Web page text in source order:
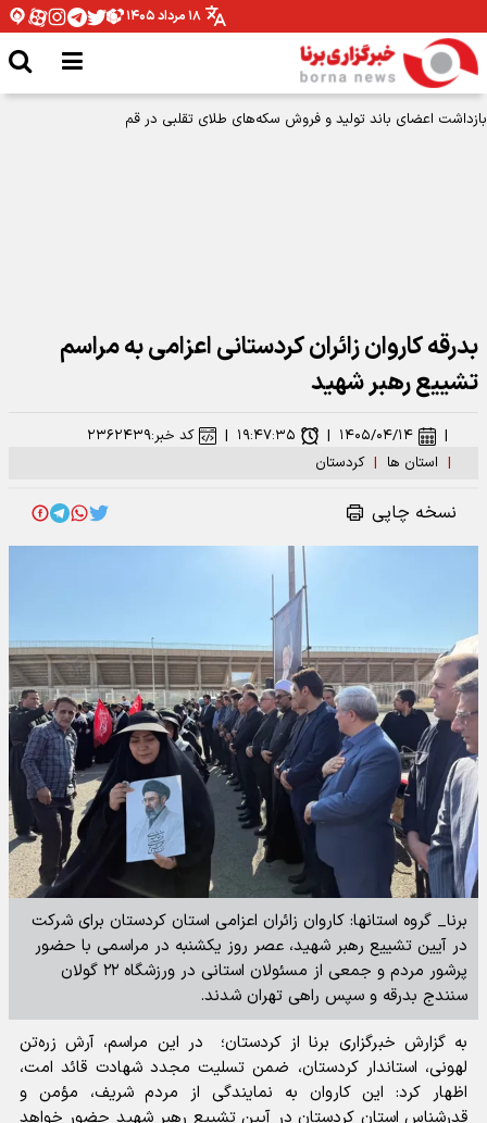
۱۸ مرداد ۱۴۰۵
بازداشت اعضای باند تولید و فروش سکه‌های طلای تقلبی در قم
بدرقه کاروان زائران کردستانی اعزامی به مراسم
تشییع رهبر شهید
| استان ها | کردستان
| ۱۴۰۵/۰۴/۱۴ | ۱۹:۴۷:۳۵ | کد خبر:۲۳۶۲۴۳۹
نسخه چاپی
برنا_ گروه استانها: کاروان زائران اعزامی استان کردستان برای شرکت
در آیین تشییع رهبر شهید، عصر روز یکشنبه در مراسمی با حضور
پرشور مردم و جمعی از مسئولان استانی در ورزشگاه ۲۲ گولان
سنندج بدرقه و سپس راهی تهران شدند.
به گزارش خبرگزاری برنا از کردستان؛ در این مراسم، آرش زره‌تن
لهونی، استاندار کردستان، ضمن تسلیت مجدد شهادت قائد امت،
اظهار کرد: این کاروان به نمایندگی از مردم شریف، مؤمن و